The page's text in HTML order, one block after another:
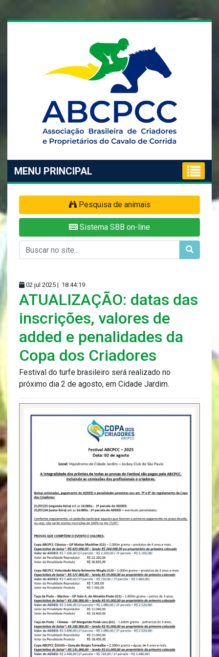
MENU PRINCIPAL
Pesquisa de animais
Sistema SBB on-line
02 jul 2025 | 18:44:19
ATUALIZAÇÃO: datas das
inscrições, valores de
added e penalidades da
Copa dos Criadores
Festival do turfe brasileiro será realizado no
próximo dia 2 de agosto, em Cidade Jardim.